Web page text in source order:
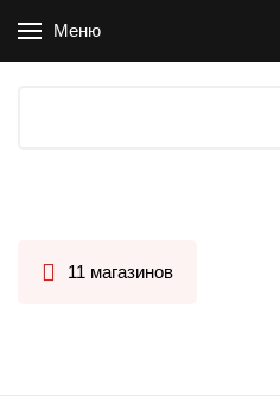
Меню
11 магазинов